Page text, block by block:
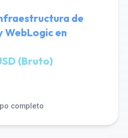
de
WebLogic en
(Bruto)
completo